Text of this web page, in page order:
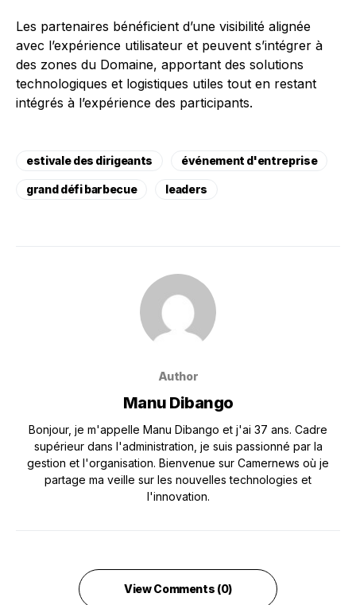
Les partenaires bénéficient d’une visibilité alignée
avec l’expérience utilisateur et peuvent s’intégrer à
des zones du Domaine, apportant des solutions
technologiques et logistiques utiles tout en restant
intégrés à l’expérience des participants.
estivale des dirigeants événement d'entreprise
grand défi barbecue leaders
Author
Manu Dibango
Bonjour, je m'appelle Manu Dibango et j'ai 37 ans. Cadre
supérieur dans l'administration, je suis passionné par la
gestion et l'organisation. Bienvenue sur Camernews où je
partage ma veille sur les nouvelles technologies et
l'innovation.
View Comments (0)